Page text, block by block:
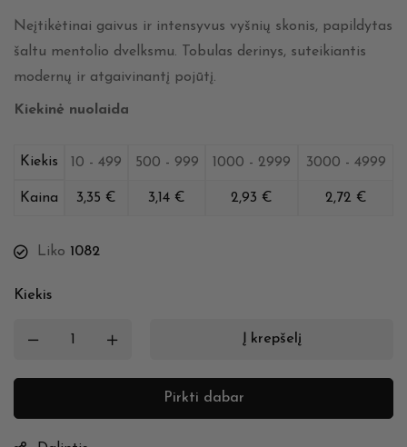
Neįtikėtinai gaivus ir intensyvus vyšnių skonis, papildytas
šaltu mentolio dvelksmu. Tobulas derinys, suteikiantis
modernų ir atgaivinantį pojūtį.
Kiekinė nuolaida
Kiekis 10 - 499 500 - 999 1000 - 2999 3000 - 4999
Kaina 3,35 € 3,14 € 2,93 € 2,72 €
Liko 1082
Kiekis
Į krepšelį
Pirkti dabar